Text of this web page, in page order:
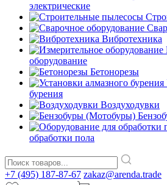
электрические
Вибротехника
оборудование
Бетонорезы
бурения
Воздуходувки
обработки пола
+7 (495) 187-87-67 zakaz@arenda.trade